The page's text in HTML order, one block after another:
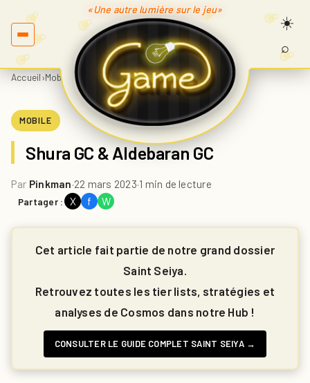
«Une autre lumière sur le jeu»
⌕
Accueil›Mobile ›Shura GC & Aldebaran GC
MOBILE
Shura GC & Aldebaran GC
Par Pinkman·22 mars 2023·1 min de lecture
Partager : X f W
Cet article fait partie de notre grand dossier
Saint Seiya.
Retrouvez toutes les tier lists, stratégies et
analyses de Cosmos dans notre Hub !
CONSULTER LE GUIDE COMPLET SAINT SEIYA →